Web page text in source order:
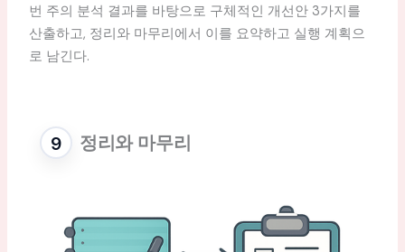
번 주의 분석 결과를 바탕으로 구체적인 개선안 3가지를
산출하고, 정리와 마무리에서 이를 요약하고 실행 계획으
로 남긴다.
정리와 마무리